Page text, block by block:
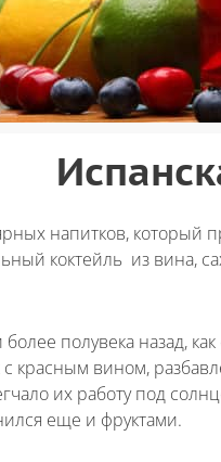
напитков, который
коктейль из вина,
полувека назад, как
красным вином,
их работу под
еще и фруктами.